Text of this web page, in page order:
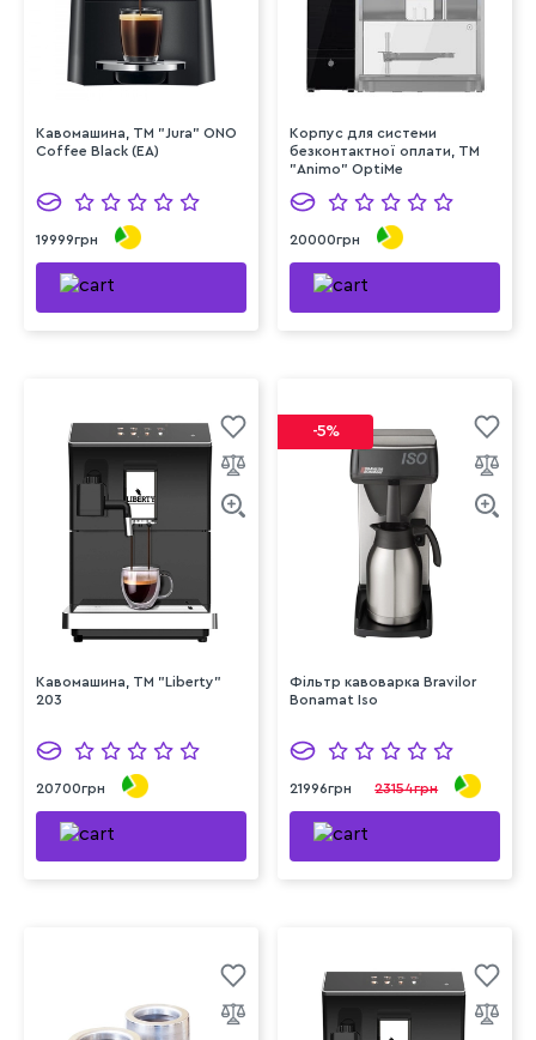
Кавомашина, TM "Jura" ONO
Coffee Black (EA)
19999грн
Корпус для системи
безконтактної оплати, ТМ
"Animo" OptiMe
20000грн
Кавомашина, ТМ "Liberty"
203
20700грн
-5%
Фільтр кавоварка Bravilor
Bonamat Iso
21996грн 23154грн